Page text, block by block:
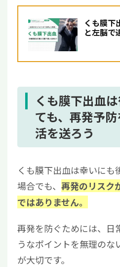
くも膜下
と左脳で
くも膜下出血
ても、再発予
活を送ろう
くも膜下出血は幸いにも
場合でも、 再発のリスク
ではありません。
再発を防ぐためには、日
うなポイントを無理のな
が大切です。